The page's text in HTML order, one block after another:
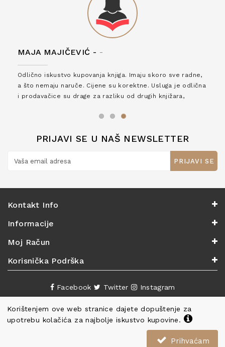
Korištenjem ove web stranice dajete dopuštenje za
upotrebu kolačića za najbolje iskustvo kupovine.
Prihvaćam
MAJA MAJIČEVIĆ - -
Odlično iskustvo kupovanja knjiga. Imaju skoro sve radne,
a što nemaju naruče. Cijene su korektne. Usluga je odlična
i prodavačice su drage za razliku od drugih knjižara,
PRIJAVI SE U NAŠ NEWSLETTER
PRIJAVI SE
Kontakt Info
Informacije
Moj Račun
Korisnička Podrška
Facebook Twitter Instagram